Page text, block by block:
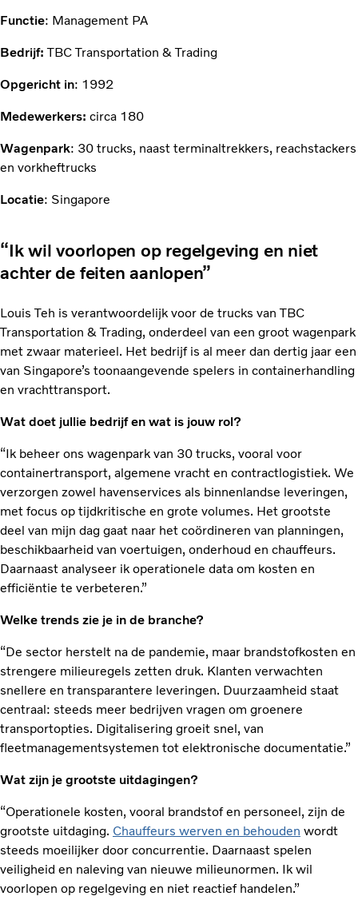
Functie: Management PA
Bedrijf: TBC Transportation & Trading
Opgericht in: 1992
Medewerkers: circa 180
Wagenpark: 30 trucks, naast terminaltrekkers, reachstackers
en vorkheftrucks
Locatie: Singapore
“Ik wil voorlopen op regelgeving en niet
achter de feiten aanlopen”
Louis Teh is verantwoordelijk voor de trucks van TBC
Transportation & Trading, onderdeel van een groot wagenpark
met zwaar materieel. Het bedrijf is al meer dan dertig jaar een
van Singapore’s toonaangevende spelers in containerhandling
en vrachttransport.
Wat doet jullie bedrijf en wat is jouw rol?
“Ik beheer ons wagenpark van 30 trucks, vooral voor
containertransport, algemene vracht en contractlogistiek. We
verzorgen zowel havenservices als binnenlandse leveringen,
met focus op tijdkritische en grote volumes. Het grootste
deel van mijn dag gaat naar het coördineren van planningen,
beschikbaarheid van voertuigen, onderhoud en chauffeurs.
Daarnaast analyseer ik operationele data om kosten en
efficiëntie te verbeteren.”
Welke trends zie je in de branche?
“De sector herstelt na de pandemie, maar brandstofkosten en
strengere milieuregels zetten druk. Klanten verwachten
snellere en transparantere leveringen. Duurzaamheid staat
centraal: steeds meer bedrijven vragen om groenere
transportopties. Digitalisering groeit snel, van
fleetmanagementsystemen tot elektronische documentatie.”
Wat zijn je grootste uitdagingen?
“Operationele kosten, vooral brandstof en personeel, zijn de
grootste uitdaging. Chauffeurs werven en behouden wordt
steeds moeilijker door concurrentie. Daarnaast spelen
veiligheid en naleving van nieuwe milieunormen. Ik wil
voorlopen op regelgeving en niet reactief handelen.”